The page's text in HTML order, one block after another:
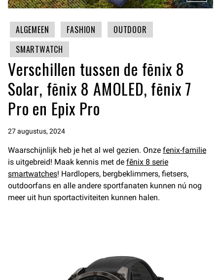
ALGEMEEN FASHION
OUTDOOR
SMARTWATCH
Verschillen tussen de fēnix 8
Solar, fēnix 8 AMOLED, fēnix 7
Pro en Epix Pro
27 augustus, 2024
Waarschijnlijk heb je het al wel gezien. Onze fenix-familie
is uitgebreid! Maak kennis met de fēnix 8 serie
smartwatches! Hardlopers, bergbeklimmers, fietsers,
outdoorfans en alle andere sportfanaten kunnen nú nog
meer uit hun sportactiviteiten kunnen halen.